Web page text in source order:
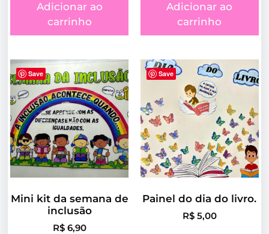
Adicionar ao
carrinho
Adicionar ao
carrinho
Save
Mini kit da semana de
inclusão
R$6,90
Save
Painel do dia do livro.
R$5,00